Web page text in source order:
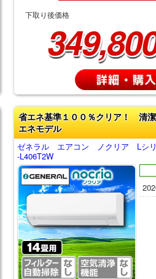
下取り後価格
省エネ基準１００％クリア！ 清
エネモデル
ゼネラル エアコン ノクリア Lシ
-L406T2W